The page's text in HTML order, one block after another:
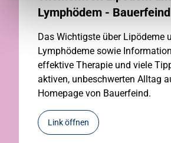
Lymphödem - Bauerfeind
Das Wichtigste über Lipödeme
Lymphödeme sowie
effektive Therapie und viele
aktiven, unbeschwerten Alltag
Homepage von Bauerfeind.
Link öffnen